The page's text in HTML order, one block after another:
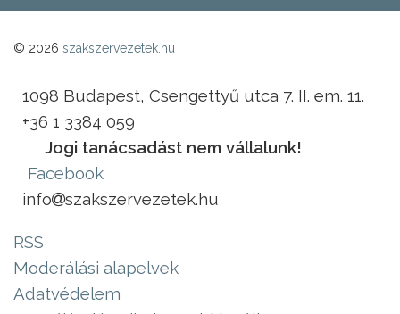
© 2026 szakszervezetek.hu
1098 Budapest, Csengettyű utca 7. II. em. 11.
+36 1 3384 059
Jogi tanácsadást nem vállalunk!
Facebook
info
szakszervezetek.hu
RSS
Moderálási alapelvek
Adatvédelem